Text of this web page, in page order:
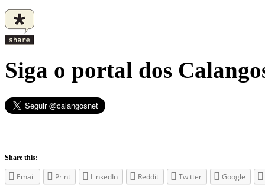
Siga o portal dos
Share this:
Email Print LinkedIn Reddit Twitter Google